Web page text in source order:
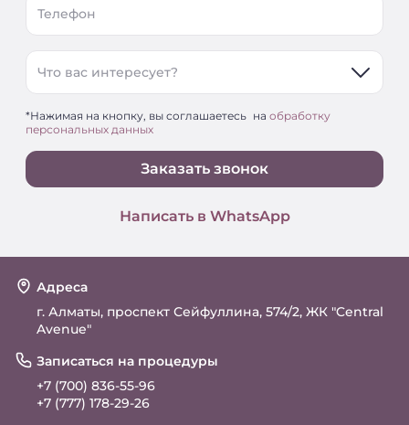
Телефон
Что вас интересует?
*Нажимая на кнопку, вы соглашаетесь на обработку
персональных данных
Заказать звонок
Написать в WhatsApp
Адреса
г. Алматы, проспект Сейфуллина, 574/2, ЖК "Central
Avenue"
Записаться на процедуры
+7 (700) 836-55-96
+7 (777) 178-29-26